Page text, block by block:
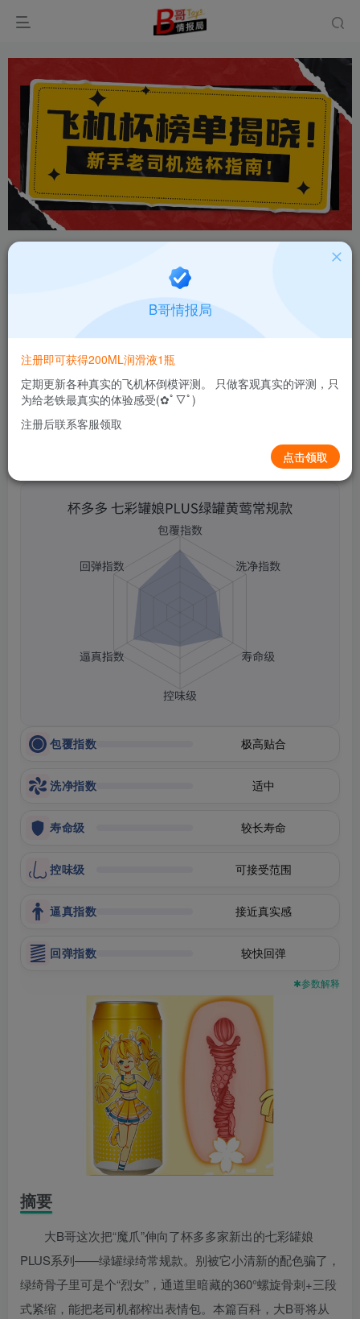
国产杯多多七彩罐娘PLUS绿罐绿绮常规款高刺激
B哥情报局-产品指南针
2个月前更新
0 633 9
杯多多 七彩罐娘PLUS绿罐黄莺常规款
包覆指数 极高贴合
洗净指数 适中
寿命级 较长寿命
控味级 可接受范围
逼真指数 接近真实感
回弹指数 较快回弹
✱参数解释
摘要
大B哥这次把“魔爪”伸向了杯多多家新出的七彩罐娘
PLUS系列——绿罐绿绮常规款。别被它小清新的配色骗了，
绿绮骨子里可是个“烈女”，通道里暗藏的360°螺旋骨刺+三段
式紧缩，能把老司机都榨出表情包。本篇百科，大B哥将从
B哥情报局
注册即可获得200ML润滑液1瓶
定期更新各种真实的飞机杯倒模评测。 只做客观真实的评测，只
为给老铁最真实的体验感受(✿ﾟ▽ﾟ)
注册后联系客服领取
点击领取